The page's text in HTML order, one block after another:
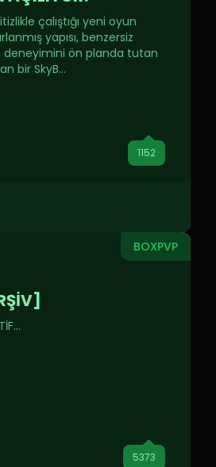
çalıştığı yeni oyun
yapısı, benzersiz
deneyimini ön planda tutan
bir SkyB...
1152
BOXPVP
5373